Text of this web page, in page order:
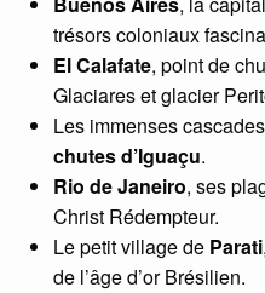
trésors coloniaux
El Calafate, point de
Glaciares et glacier
Les immenses
chutes d’Iguaçu.
Rio de Janeiro, ses
Christ Rédempteur.
Le petit village de Parati
de l’âge d’or Brésilien.